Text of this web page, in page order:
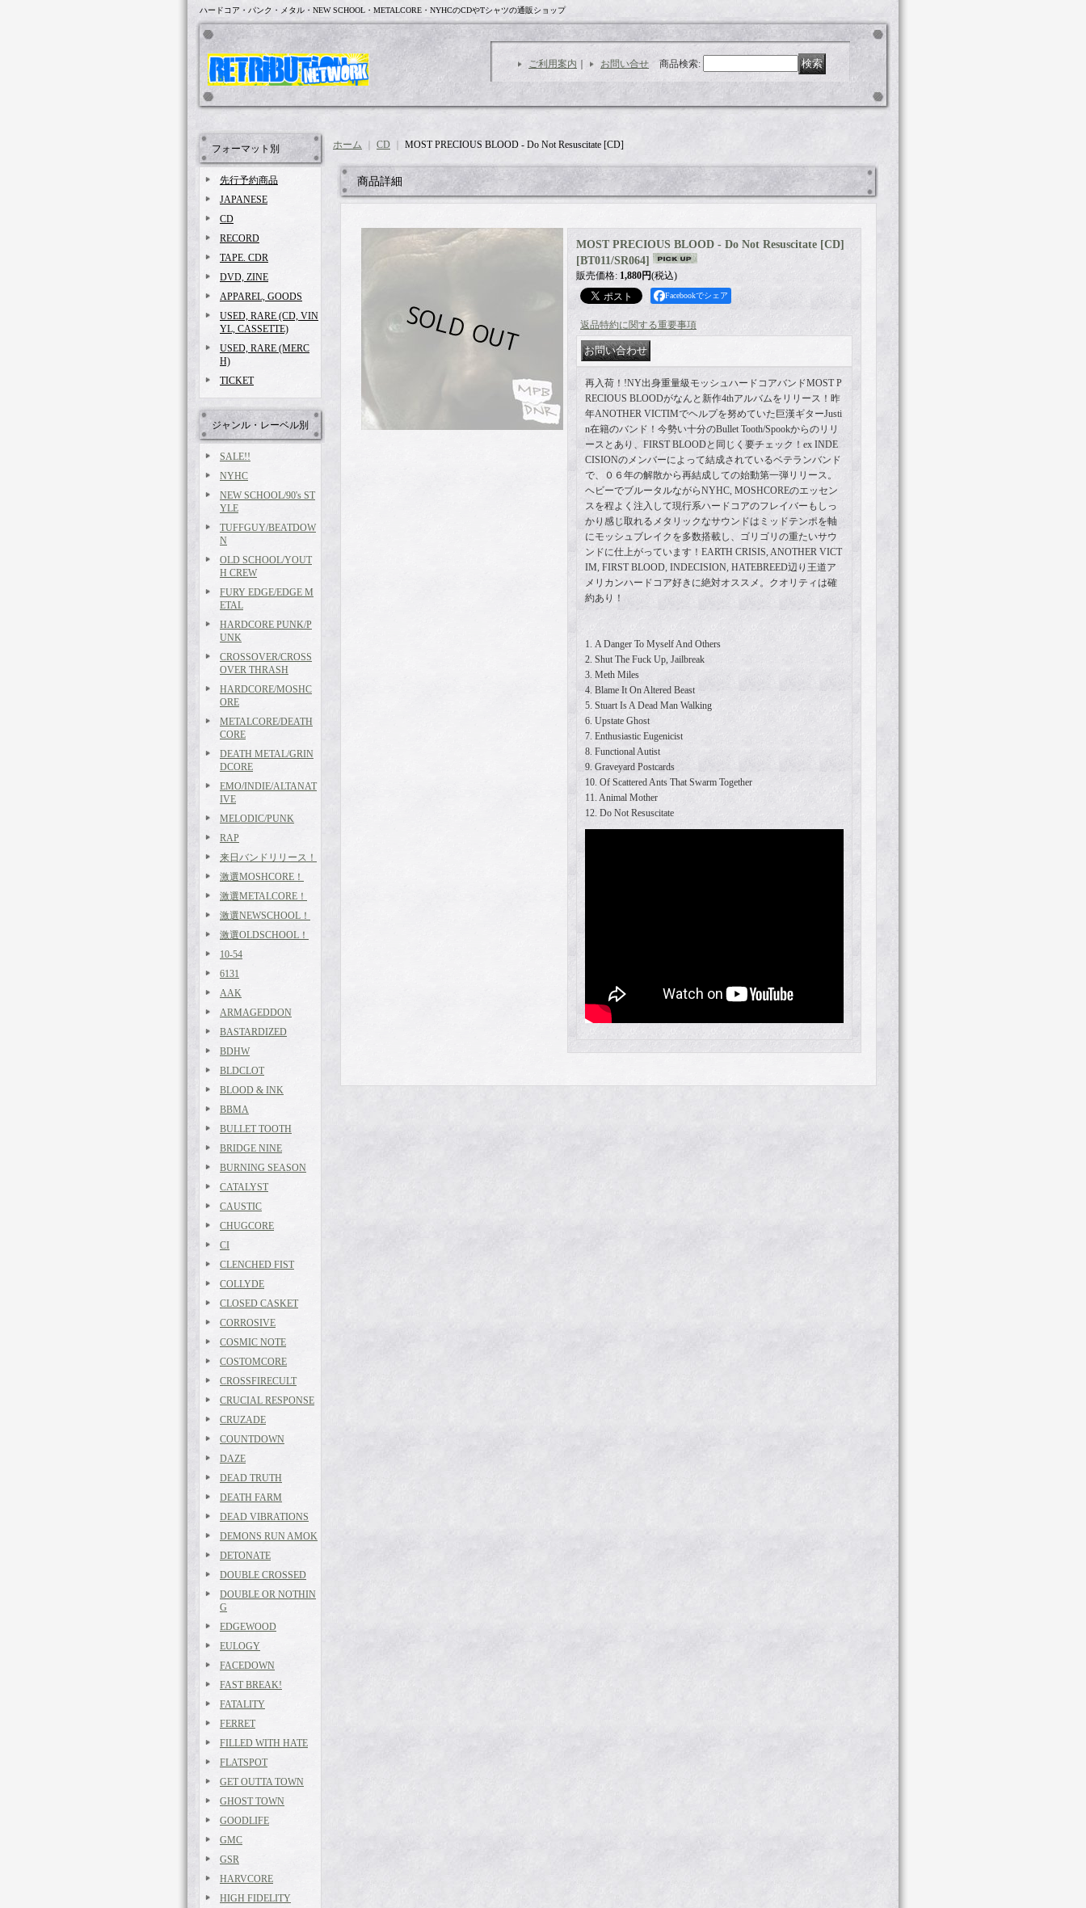
ハードコア・パンク・メタル・NEW SCHOOL・METALCORE・NYHCのCDやTシャツの通販ショップ
ご利用案内 お問い合せ 商品検索:
フォーマット別
先行予約商品
JAPANESE
CD
RECORD
TAPE. CDR
DVD, ZINE
APPAREL, GOODS
USED, RARE (CD, VIN
YL, CASSETTE)
USED, RARE (MERC
H)
TICKET
ジャンル・レーベル別
SALE!!
NYHC
NEW SCHOOL/90's ST
YLE
TUFFGUY/BEATDOW
N
OLD SCHOOL/YOUT
H CREW
FURY EDGE/EDGE M
ETAL
HARDCORE PUNK/P
UNK
CROSSOVER/CROSS
OVER THRASH
HARDCORE/MOSHC
ORE
METALCORE/DEATH
CORE
DEATH METAL/GRIN
DCORE
EMO/INDIE/ALTANAT
IVE
MELODIC/PUNK
RAP
来日バンドリリース！
激選MOSHCORE！
激選METALCORE！
激選NEWSCHOOL！
激選OLDSCHOOL！
10-54
6131
AAK
ARMAGEDDON
BASTARDIZED
BDHW
BLDCLOT
BLOOD & INK
BBMA
BULLET TOOTH
BRIDGE NINE
BURNING SEASON
CATALYST
CAUSTIC
CHUGCORE
CI
CLENCHED FIST
COLLYDE
CLOSED CASKET
CORROSIVE
COSMIC NOTE
COSTOMCORE
CROSSFIRECULT
CRUCIAL RESPONSE
CRUZADE
COUNTDOWN
DAZE
DEAD TRUTH
DEATH FARM
DEAD VIBRATIONS
DEMONS RUN AMOK
DETONATE
DOUBLE CROSSED
DOUBLE OR NOTHIN
G
EDGEWOOD
EULOGY
FACEDOWN
FAST BREAK!
FATALITY
FERRET
FILLED WITH HATE
FLATSPOT
GET OUTTA TOWN
GHOST TOWN
GOODLIFE
GMC
GSR
HARVCORE
HIGH FIDELITY
ホーム CD MOST PRECIOUS BLOOD - Do Not Resuscitate [CD]
商品詳細
MOST PRECIOUS BLOOD - Do Not Resuscitate [CD]
[BT011/SR064]
販売価格: 1,880円(税込)
Facebookでシェア
返品特約に関する重要事項
再入荷！!NY出身重量級モッシュハードコアバンドMOST P
RECIOUS BLOODがなんと新作4thアルバムをリリース！昨
年ANOTHER VICTIMでヘルプを努めていた巨漢ギターJusti
n在籍のバンド！今勢い十分のBullet Tooth/Spookからのリリ
ースとあり、FIRST BLOODと同じく要チェック！ex INDE
CISIONのメンバーによって結成されているベテランバンド
で、０６年の解散から再結成しての始動第一弾リリース。
ヘビーでブルータルながらNYHC, MOSHCOREのエッセン
スを程よく注入して現行系ハードコアのフレイバーもしっ
かり感じ取れるメタリックなサウンドはミッドテンポを軸
にモッシュブレイクを多数搭載し、ゴリゴリの重たいサウ
ンドに仕上がっています！EARTH CRISIS, ANOTHER VICT
IM, FIRST BLOOD, INDECISION, HATEBREED辺り王道ア
メリカンハードコア好きに絶対オススメ。クオリティは確
約あり！
1. A Danger To Myself And Others
2. Shut The Fuck Up, Jailbreak
3. Meth Miles
4. Blame It On Altered Beast
5. Stuart Is A Dead Man Walking
6. Upstate Ghost
7. Enthusiastic Eugenicist
8. Functional Autist
9. Graveyard Postcards
10. Of Scattered Ants That Swarm Together
11. Animal Mother
12. Do Not Resuscitate